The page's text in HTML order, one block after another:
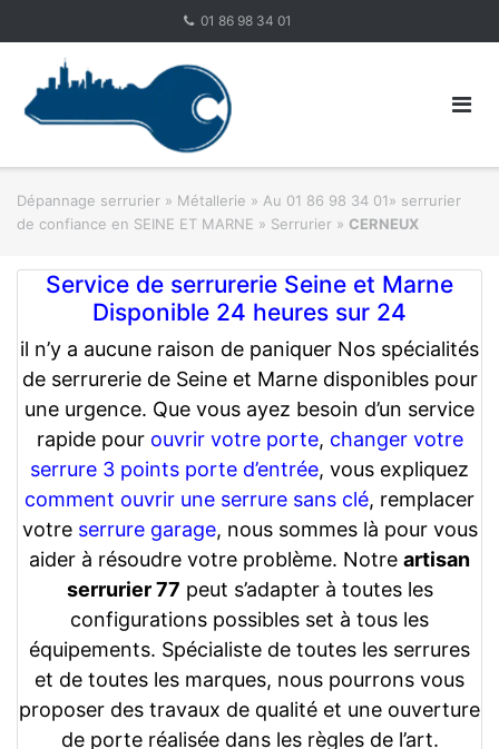
01 86 98 34 01
Dépannage serrurier » Métallerie » Au 01 86 98 34 01» serrurier
de confiance en SEINE ET MARNE » Serrurier » CERNEUX
Service de serrurerie Seine et Marne
Disponible 24 heures sur 24
il n’y a aucune raison de paniquer Nos spécialités
de serrurerie de Seine et Marne disponibles pour
une urgence. Que vous ayez besoin d’un service
rapide pour ouvrir votre porte, changer votre
serrure 3 points porte d’entrée, vous expliquez
comment ouvrir une serrure sans clé, remplacer
votre serrure garage, nous sommes là pour vous
aider à résoudre votre problème. Notre artisan
serrurier 77 peut s’adapter à toutes les
configurations possibles set à tous les
équipements. Spécialiste de toutes les serrures
et de toutes les marques, nous pourrons vous
proposer des travaux de qualité et une ouverture
de porte réalisée dans les règles de l’art.